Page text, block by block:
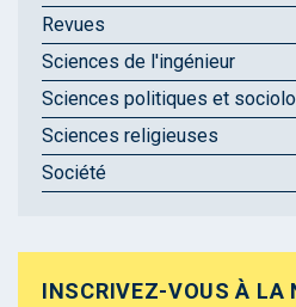
Revues
Sciences de l'ingénieur
Sciences politiques et
Sciences religieuses
Société
INSCRIVEZ-VOUS À LA